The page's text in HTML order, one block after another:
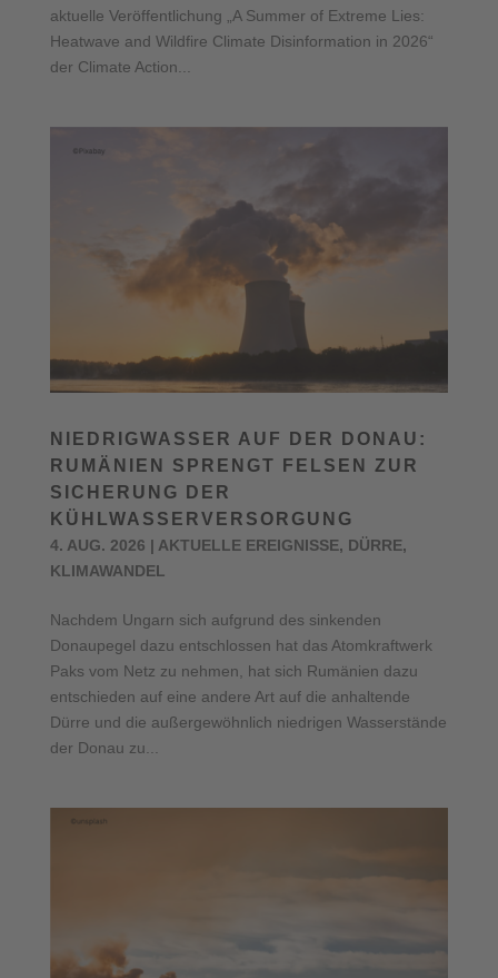
aktuelle Veröffentlichung „A Summer of Extreme Lies:
Heatwave and Wildfire Climate Disinformation in 2026“
der Climate Action...
NIEDRIGWASSER AUF DER DONAU:
RUMÄNIEN SPRENGT FELSEN ZUR
SICHERUNG DER
KÜHLWASSERVERSORGUNG
4. AUG. 2026 | AKTUELLE EREIGNISSE, DÜRRE,
KLIMAWANDEL
Nachdem Ungarn sich aufgrund des sinkenden
Donaupegel dazu entschlossen hat das Atomkraftwerk
Paks vom Netz zu nehmen, hat sich Rumänien dazu
entschieden auf eine andere Art auf die anhaltende
Dürre und die außergewöhnlich niedrigen Wasserstände
der Donau zu...